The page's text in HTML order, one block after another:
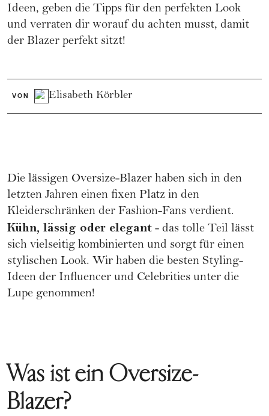
Ideen, geben die Tipps für den perfekten Look
und verraten dir worauf du achten musst, damit
der Blazer perfekt sitzt!
VON Elisabeth Körbler
Die lässigen Oversize-Blazer haben sich in den
letzten Jahren einen fixen Platz in den
Kleiderschränken der Fashion-Fans verdient.
Kühn, lässig oder elegant - das tolle Teil lässt
sich vielseitig kombinierten und sorgt für einen
stylischen Look. Wir haben die besten Styling-
Ideen der Influencer und Celebrities unter die
Lupe genommen!
Was ist ein Oversize-
Blazer?